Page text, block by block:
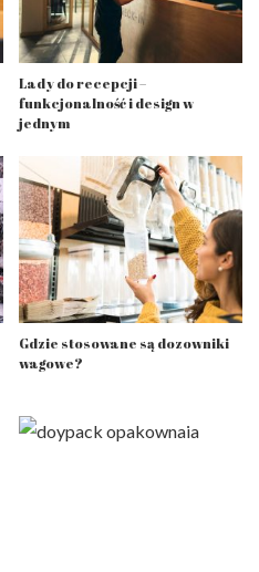
Lady do recepcji –
funkcjonalność i design w
jednym
Gdzie stosowane są dozowniki
wagowe?